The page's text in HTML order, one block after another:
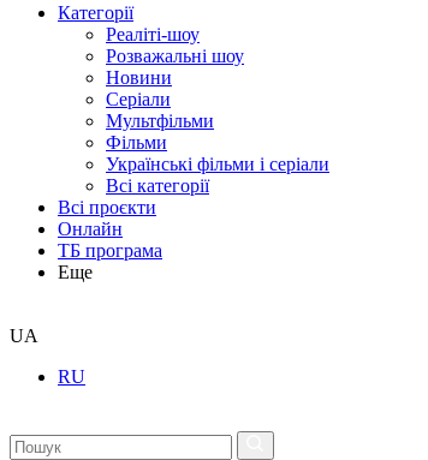
Категорії
Реаліті-шоу
Розважальні шоу
Новини
Серіали
Мультфільми
Фільми
Українські фільми і серіали
Всі категорії
Всі проєкти
Онлайн
ТБ програма
Еще
UA
RU